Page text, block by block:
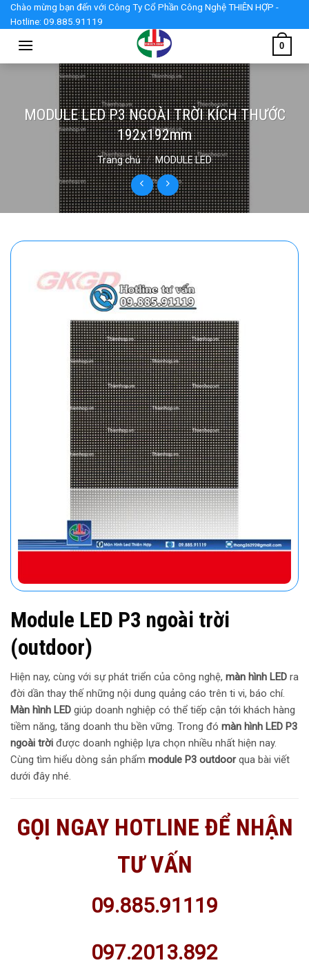
Skip
content
Chào mừng bạn đến với Công Ty Cổ Phần Công Nghệ THIÊN HỢP -
Hotline: 09.885.91119
0
MODULE LED P3 NGOÀI TRỜI KÍCH THƯỚC
192x192mm
Trang chủ / MODULE LED
Module LED P3 ngoài trời
(outdoor)
Hiện nay, cùng với sự phát triển của công nghệ, màn hình LED ra
đời dần thay thế những nội dung quảng cáo trên ti vi, báo chí.
Màn hình LED giúp doanh nghiệp có thể tiếp cận tới khách hàng
tiềm năng, tăng doanh thu bền vững. Trong đó màn hình LED P3
ngoài trời được doanh nghiệp lựa chọn nhiều nhất hiện nay.
Cùng tìm hiểu dòng sản phẩm module P3 outdoorqua bài viết
dưới đây nhé.
GỌI NGAY HOTLINE ĐỂ NHẬN
TƯ VẤN
09.885.91119
097.2013.892